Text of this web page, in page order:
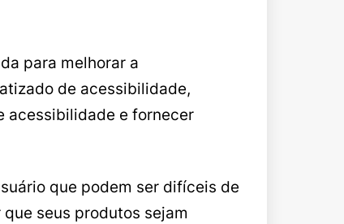
para melhorar a
de acessibilidade,
acessibilidade e fornecer
que podem ser difíceis de
seus produtos sejam